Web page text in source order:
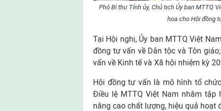
Phó Bí thư Tỉnh ủy, Chủ tịch Ủy ban MTTQ
hoa cho Hội đồng
Tại Hội nghị, Ủy ban MTTQ Việt
đồng tư vấn về Dân tộc và Tôn
vấn về Kinh tế và Xã hội nhiệm kỳ
Hội đồng tư vấn là mô hình tổ
Điều lệ MTTQ Việt Nam nhằm
nâng cao chất lượng, hiệu quả hoạt